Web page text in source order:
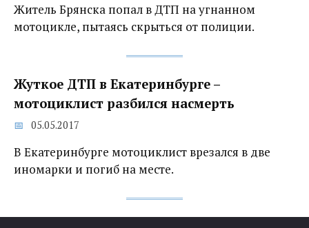
Житель Брянска попал в ДТП на угнанном
мотоцикле, пытаясь скрыться от полиции.
Жуткое ДТП в Екатеринбурге –
мотоциклист разбился насмерть
05.05.2017
В Екатеринбурге мотоциклист врезался в две
иномарки и погиб на месте.